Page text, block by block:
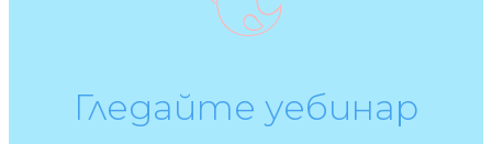
Гледайте уебинар